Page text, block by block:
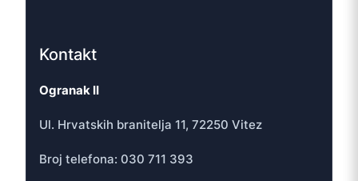
Kontakt
Ogranak II
Ul. Hrvatskih branitelja 11, 72250 Vitez
Broj telefona: 030 711 393